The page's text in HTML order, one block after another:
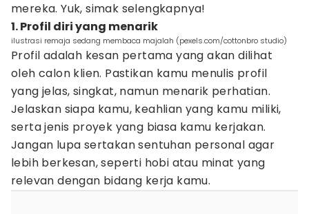
mereka. Yuk, simak selengkapnya!
1. Profil diri yang menarik
ilustrasi remaja sedang membaca majalah (pexels.com/cottonbro studio)
Profil adalah kesan pertama yang akan dilihat
oleh calon klien. Pastikan kamu menulis profil
yang jelas, singkat, namun menarik perhatian.
Jelaskan siapa kamu, keahlian yang kamu miliki,
serta jenis proyek yang biasa kamu kerjakan.
Jangan lupa sertakan sentuhan personal agar
lebih berkesan, seperti hobi atau minat yang
relevan dengan bidang kerja kamu.